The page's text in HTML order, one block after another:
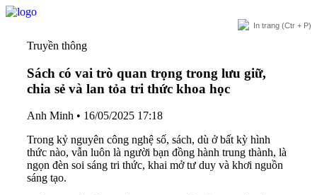
In trang (Ctr + P)
Truyền thông
Sách có vai trò quan trọng trong lưu giữ,
chia sẻ và lan tỏa tri thức khoa học
Anh Minh • 16/05/2025 17:18
Trong kỷ nguyên công nghệ số, sách, dù ở bất kỳ hình
thức nào, vẫn luôn là người bạn đồng hành trung thành, là
ngọn đèn soi sáng tri thức, khai mở tư duy và khơi nguồn
sáng tạo.